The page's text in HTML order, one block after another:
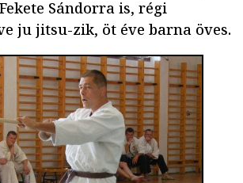
Sándorra is, régi
ju jitsu-zik, öt éve barna öves.